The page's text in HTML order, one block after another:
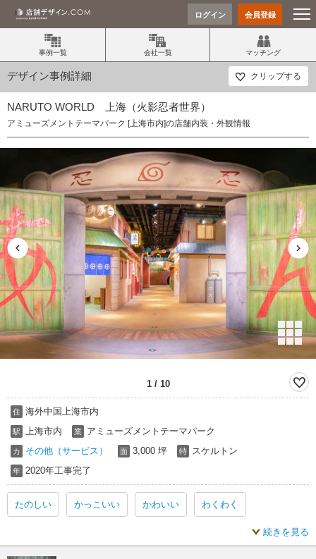
ログイン 会員登録
事例一覧 会社一覧 マッチング
デザイン事例詳細 クリップする
NARUTO WORLD 上海（火影忍者世界）
アミューズメントテーマパーク [上海市内]の店舗内装・外観情報
1/ 10
住 海外中国上海市内
駅 上海市内 業 アミューズメントテーマパーク
カ その他（サービス） 面 3,000 坪 特 スケルトン
年 2020年工事完了
たのしい かっこいい かわいい わくわく
かっこいい スケルトン続きを見る